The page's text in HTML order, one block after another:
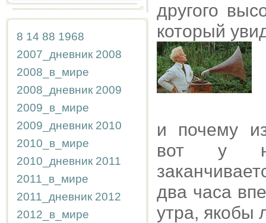
8 14 88 1968
2007_дневник 2008
2008_в_мире
2008_дневник 2009
2009_в_мире
2009_дневник 2010
2010_в_мире
2010_дневник 2011
2011_в_мире
2011_дневник 2012
2012_в_мире
другого
который
и почему
вот у
два часа
утра, якобы